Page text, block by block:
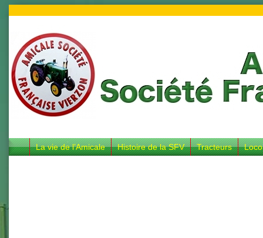
La vie de l’Amicale Histoire de la SFV Tracteurs